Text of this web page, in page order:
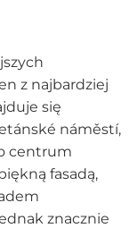
z najbardziej
się
náměstí,
centrum
fasadą,
znacznie